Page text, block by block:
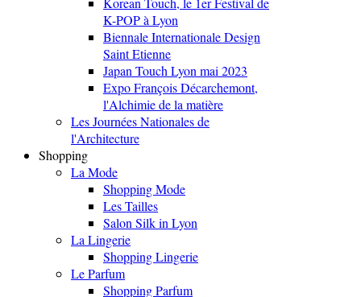
K-POP à Lyon
Biennale Internationale Design
Saint Etienne
Japan Touch Lyon mai 2023
Expo François Décarchemont,
l'Alchimie de la matière
Les Journées Nationales de
l'Architecture
Shopping
La Mode
Shopping Mode
Les Tailles
Salon Silk in Lyon
La Lingerie
Shopping Lingerie
Le Parfum
Shopping Parfum